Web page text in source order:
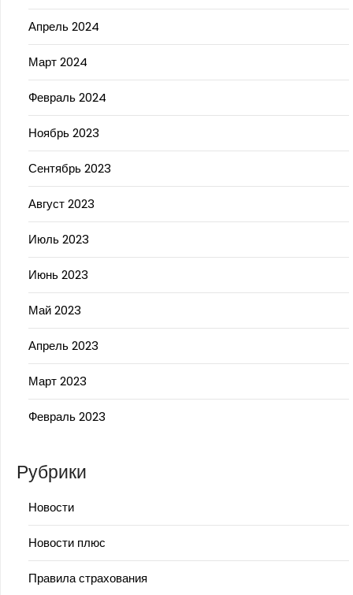
Апрель 2024
Март 2024
Февраль 2024
Ноябрь 2023
Сентябрь 2023
Август 2023
Июль 2023
Июнь 2023
Май 2023
Апрель 2023
Март 2023
Февраль 2023
Рубрики
Новости
Новости плюс
Правила страхования